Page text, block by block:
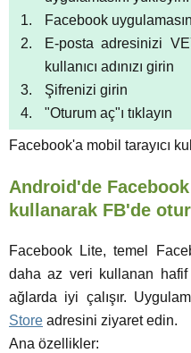
Facebook
E-posta adresinizi
kullanıcı adınızı girin
Şifrenizi girin
"Oturum aç"ı tıklayın
Facebook'a mobil tarayıcı
Android'de
kullanarak FB'de
Facebook Lite, temel
daha az veri kullanan hafif
ağlarda iyi çalışır.
Store adresini ziyaret edin.
Ana özellikler: